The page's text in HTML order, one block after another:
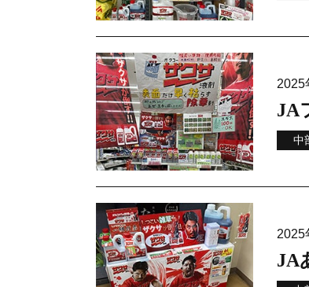
2025
JA
中
2025
JA